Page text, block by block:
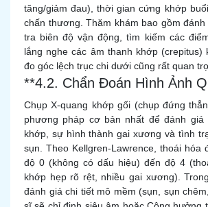
tăng/giảm đau), thời gian cứng khớp
chấn thương. Thăm khám bao gồm đánh
tra biên độ vận động, tìm kiếm các
lắng nghe các âm thanh khớp (crepitus)
đo góc lệch trục chi dưới cũng rất quan
**4.2. Chẩn Đoán Hình Ảnh
Chụp X-quang khớp gối (chụp đứng
phương pháp cơ bản nhất để đánh
khớp, sự hình thành gai xương và tình
sụn. Theo Kellgren-Lawrence, thoái hóa
độ 0 (không có dấu hiệu) đến độ 4
khớp hẹp rõ rệt, nhiều gai xương).
đánh giá chi tiết mô mềm (sụn, sụn